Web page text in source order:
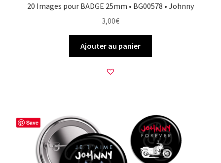
20 Images pour BADGE 25mm • BG00578 • Johnny
3,00€
Ajouter au panier
Save